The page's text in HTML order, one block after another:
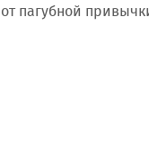
пагубной